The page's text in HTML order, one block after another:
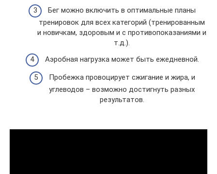
Бег можно включить в оптимальные планы
тренировок для всех категорий (тренированным
и новичкам, здоровым и с противопоказаниями и
т.д.).
Аэробная нагрузка может быть ежедневной.
Пробежка провоцирует сжигание и жира, и
углеводов – возможно достигнуть разных
результатов.